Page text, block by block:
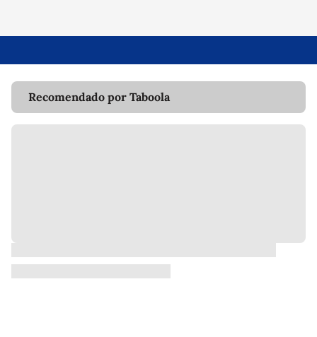
Recomendado por Taboola